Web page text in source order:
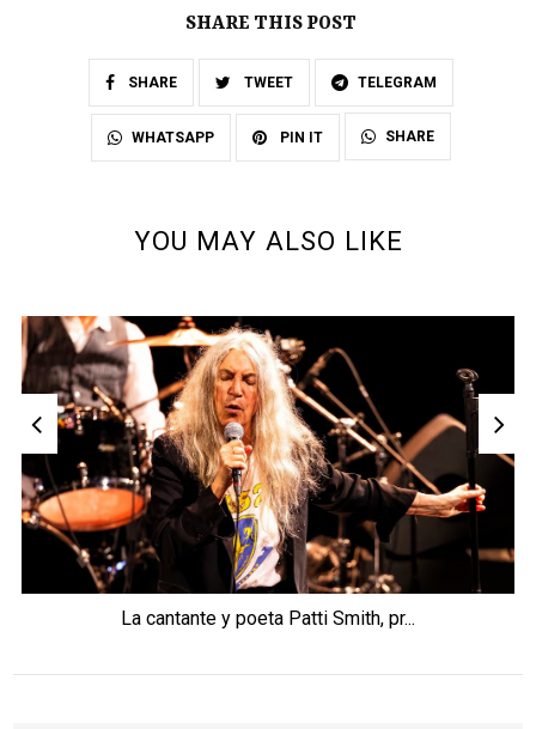
SHARE THIS POST
SHARE TWEET TELEGRAM
WHATSAPP PIN IT SHARE
YOU MAY ALSO LIKE
La cantante y poeta Patti Smith, pr...